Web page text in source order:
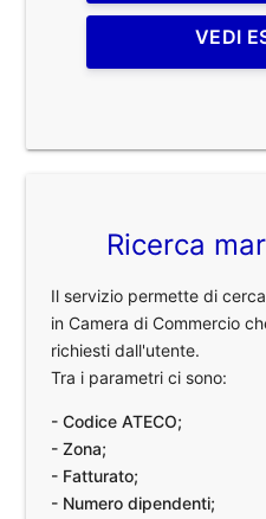
VEDI
Ricerca
Il servizio permette di
in Camera di Commercio
richiesti dall'utente.
Tra i parametri ci sono:
- Codice ATECO;
- Zona;
- Fatturato;
- Numero dipendenti;